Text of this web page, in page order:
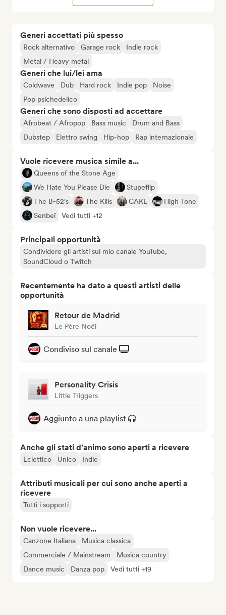
Generi accettati più spesso
Rock alternativo Garage rock
Indie rock
Metal / Heavy metal
Generi che lui/lei ama
Coldwave Dub Hard rock Indie pop
Noise
Pop psichedelico
Generi che sono disposti ad accettare
Afrobeat / Afropop Bass music
Drum and Bass
Dubstep
Elettro swing Hip-hop Rap internazionale
Vuole ricevere musica simile a...
Queens of the Stone Age
We Hate You Please Die
Stupeflip
The B-52's
The Kills CAKE
High Tone
Senbeï
Vedi tutti +12
Principali opportunità
Condividere gli artisti sul mio canale YouTube,
SoundCloud o Twitch
Recentemente ha dato a questi artisti delle
opportunità
Retour de Madrid
Le Père Noël
Condiviso sul canale
Personality Crisis
Little Triggers
Aggiunto a una playlist
Anche gli stati d'animo sono aperti a ricevere
Eclettico Unico Indie
Attributi musicali per cui sono anche aperti a
ricevere
Tutti i supporti
Non vuole ricevere...
Canzone Italiana
Musica classica
Commerciale / Mainstream
Musica country
Dance music
Danza pop Vedi tutti +19